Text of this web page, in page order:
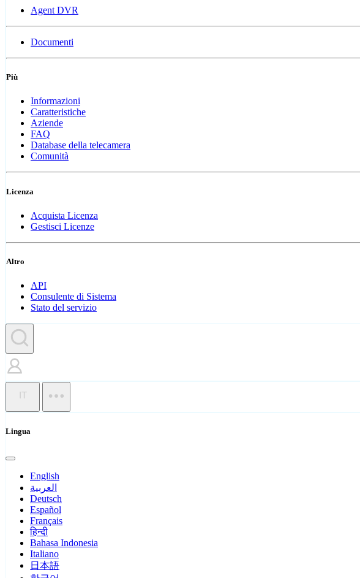
Agent DVR
Documenti
Più
Informazioni
Caratteristiche
Aziende
FAQ
Database della telecamera
Comunità
Licenza
Acquista Licenza
Gestisci Licenze
Altro
API
Consulente di Sistema
Stato del servizio
IT
Lingua
English
العربية
Deutsch
Español
Français
हिन्दी
Bahasa Indonesia
Italiano
日本語